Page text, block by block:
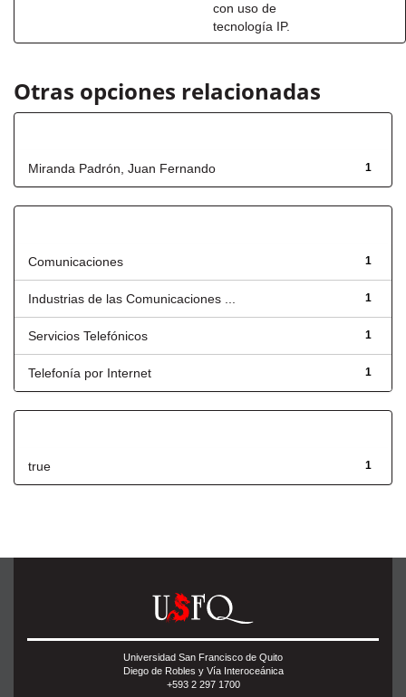
con uso de
tecnología IP.
Otras opciones relacionadas
1
Miranda Padrón, Juan Fernando
1
Comunicaciones
1
Industrias de las Comunicaciones ...
1
Servicios Telefónicos
1
Telefonía por Internet
1
true
Universidad San Francisco de Quito
Diego de Robles y Vía Interoceánica
+593 2 297 1700